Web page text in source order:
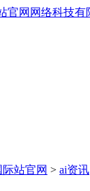
际站官网 > ai资讯